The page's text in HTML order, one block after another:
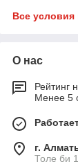
Все условия
О нас
Рейтинг
Менее 5
г.
Толе би